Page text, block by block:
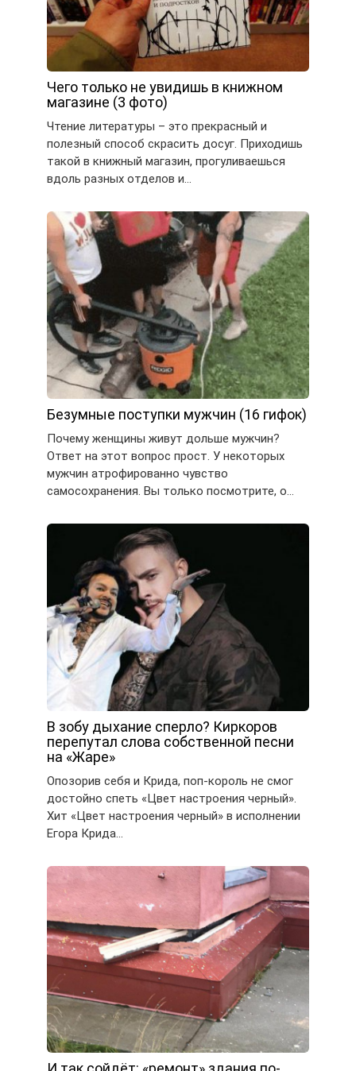
Чего только не увидишь в книжном
магазине (3 фото)
Чтение литературы – это прекрасный и
полезный способ скрасить досуг. Приходишь
такой в книжный магазин, прогуливаешься
вдоль разных отделов и…
Безумные поступки мужчин (16 гифок)
Почему женщины живут дольше мужчин?
Ответ на этот вопрос прост. У некоторых
мужчин атрофированно чувство
самосохранения. Вы только посмотрите, о…
В зобу дыхание сперло? Киркоров
перепутал слова собственной песни
на «Жаре»
Опозорив себя и Крида, поп-король не смог
достойно спеть «Цвет настроения черный».
Хит «Цвет настроения черный» в исполнении
Егора Крида…